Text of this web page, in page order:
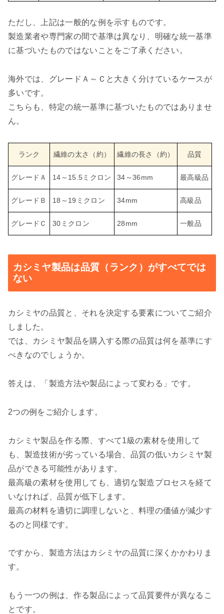
ただし、上記は一般的な例を示すものです。
製造業者や専門家の間で基準は異なり、明確な統一基準
に基づいたものではないことをご了承ください。
海外では、グレードＡ～Ｃと大きく分けているケースが
多いです。
こちらも、特定の統一基準に基づいたものではありませ
ん。
ランク 繊維の太さ（約） 繊維の長さ（約） 品質
グレードＡ 14～15.5ミクロン 34～36mm 最高級品
グレードＢ 18～19ミクロン 34mm 高級品
グレードＣ 30ミクロン 28mm 一般品
カシミヤ製品は品質（ランク）がすべてでは
ない
カシミヤの品質と、それを決定する要素についてご紹介
しました。
では、カシミヤ製品を購入する際の品質は何を基準にす
べきなのでしょうか。
答えは、「製造方法や製品によって変わる」です。
2つの例をご紹介します。
カシミヤ製品を作る際、すべて1級の素材を使用して
も、製造技術が劣っている場合、品質の低いカシミヤ製
品ができる可能性があります。
最高級の素材を使用しても、適切な製造プロセスを経て
いなければ、品質が低下します。
最高の材料を適切に調理しないと、料理の価値が減少す
るのと同様です。
ですから、製造方法はカシミヤの品質に深くかかわりま
す。
もう一つの例は、作る製品によって品質要件が異なるこ
とです。